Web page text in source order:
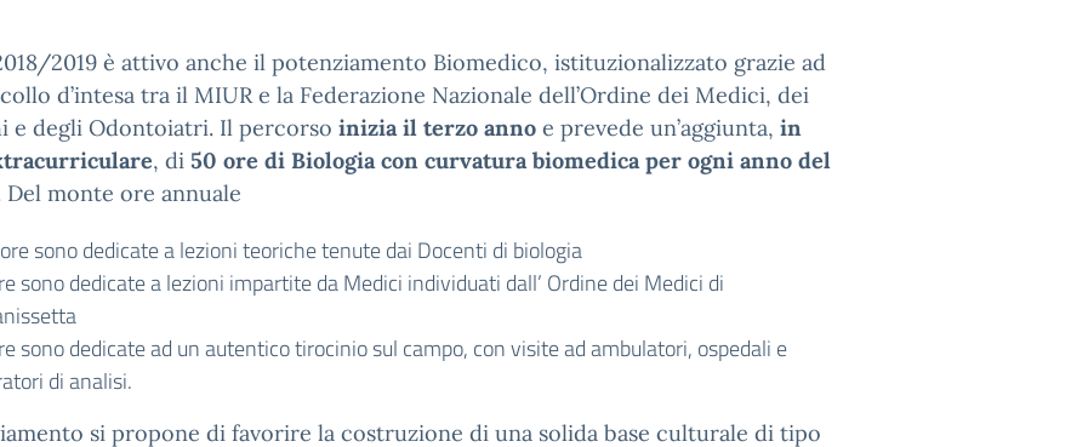
2018/2019 è attivo anche il potenziamento Biomedico, istituzionalizzato grazie ad
d’intesa tra il MIUR e la Federazione Nazionale dell’Ordine dei Medici, dei
e degli Odontoiatri. Il percorso inizia il terzo anno e prevede un’aggiunta, in
, di 50 ore di Biologia con curvatura biomedica per ogni anno del
Del monte ore annuale
sono dedicate a lezioni teoriche tenute dai Docenti di biologia
sono dedicate a lezioni impartite da Medici individuati dall’ Ordine dei Medici di
sono dedicate ad un autentico tirocinio sul campo, con visite ad ambulatori, ospedali e
di analisi.
si propone di favorire la costruzione di una solida base culturale di tipo